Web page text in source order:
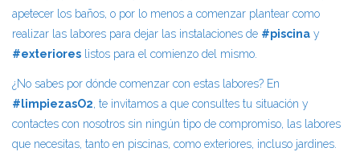
apetecer los baños, o por lo menos a comenzar plantear como
realizar las labores para dejar las instalaciones de #piscina y
#exteriores listos para el comienzo del mismo.
¿No sabes por dónde comenzar con estas labores? En
#limpiezasO2, te invitamos a que consultes tu situación y
contactes con nosotros sin ningún tipo de compromiso, las labores
que necesitas, tanto en piscinas, como exteriores, incluso jardines.